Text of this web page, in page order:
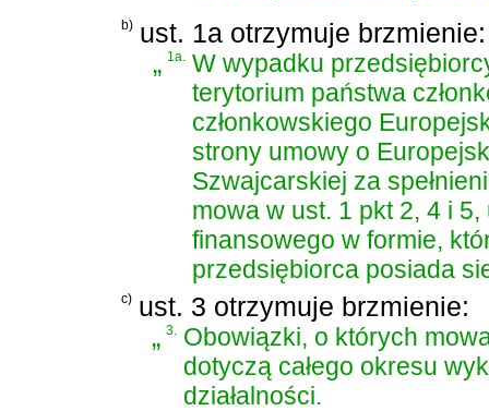
b) ust. 1a otrzymuje brzmienie:
„1a.
W wypadku
terytorium państwa
członkowskiego
strony umowy o
Szwajcarskiej za
mowa w ust. 1 pkt 2, 4 i
finansowego w formie,
przedsiębiorca posiada
c) ust. 3 otrzymuje brzmienie:
„3.
Obowiązki, o których
dotyczą całego okresu
działalności.